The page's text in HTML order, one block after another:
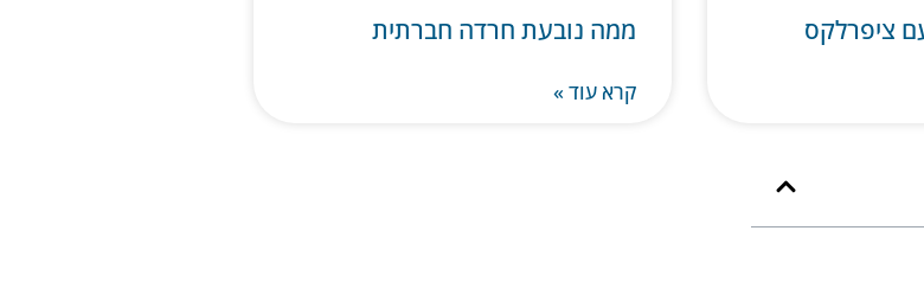
ציפרלקס ממה נובעת חרדה חברתית
קרא עוד »